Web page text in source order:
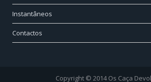
Instantâneos
Contactos
Copyright © 2014 Os Caça